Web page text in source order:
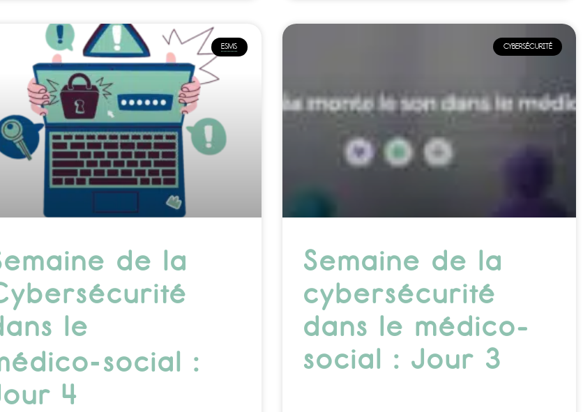
ESMS
de la
le
:
4
CYBERSÉCURITÉ
Semaine de la
cybersécurité
dans le médico-
social : Jour 3